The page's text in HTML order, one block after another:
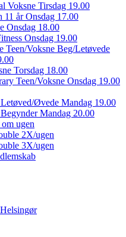
Voksne Tirsdag 19.00
11 år Onsdag 17.00
Onsdag 18.00
Onsdag 19.00
Teen/Voksne Beg/Letøvede
Torsdag 18.00
Teen/Voksne Onsdag 19.00
Øvede Mandag 19.00
Mandag 20.00
ugen
2X/ugen
3X/ugen